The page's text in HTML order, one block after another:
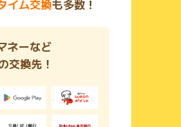
イム交換も多数！
ネーなど
交換先！